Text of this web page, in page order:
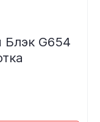
Блэк G654